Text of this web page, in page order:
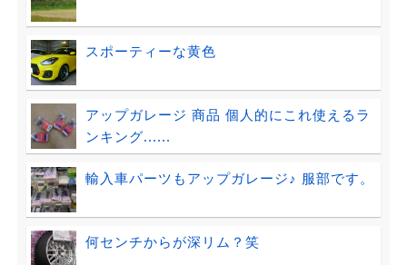
スポーティーな黄色
アップガレージ 商品 個人的にこれ使えるラ
ンキング......
輸入車パーツもアップガレージ♪ 服部です。
何センチからが深リム？笑